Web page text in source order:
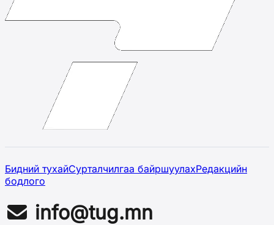
Бидний тухайСурталчилгаа байршуулахРедакцийн
бодлого
info@tug.mn